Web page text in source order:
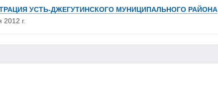
УСТЬ-ДЖЕГУТИНСКОГО МУНИЦИПАЛЬНОГО РАЙОНА
2012 г.